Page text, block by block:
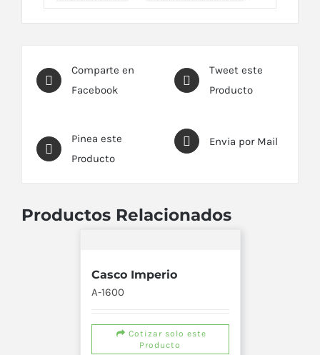
Comparte en
Facebook
Tweet este
Producto
Pinea este
Producto
Envia por Mail
Productos Relacionados
Casco Imperio
A-1600
Cotizar solo este
Producto